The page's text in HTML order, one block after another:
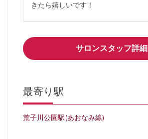
きたら嬉しいです！
サロンスタッフ詳細
最寄り駅
荒子川公園駅(あおなみ線)